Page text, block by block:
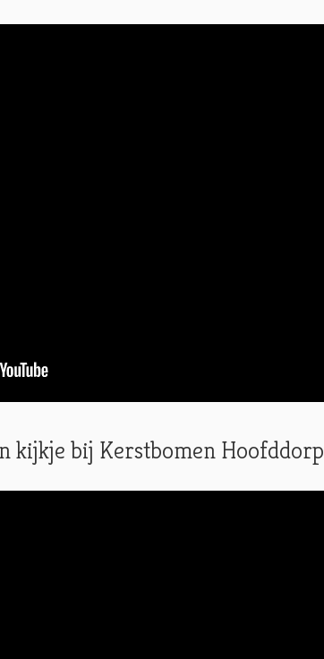
kijkje bij Kerstbomen Hoofddorp